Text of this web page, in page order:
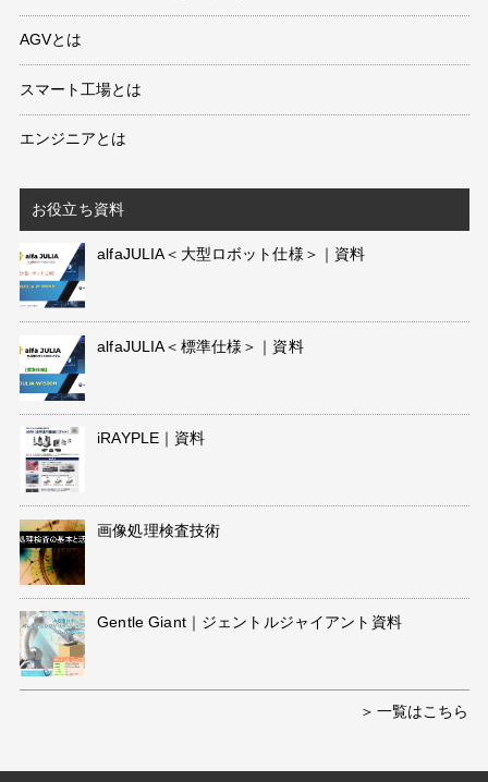
AGVとは
スマート工場とは
エンジニアとは
お役立ち資料
alfaJULIA＜大型ロボット仕様＞｜資料
alfaJULIA＜標準仕様＞｜資料
iRAYPLE｜資料
画像処理検査技術
Gentle Giant｜ジェントルジャイアント資料
一覧はこちら